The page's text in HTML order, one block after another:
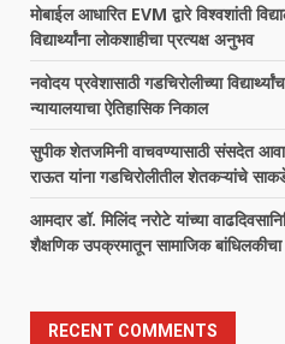
मोबाईल आधारित EVM द्वारे विश्वशांती
विद्यार्थ्यांना लोकशाहीचा प्रत्यक्ष अनुभव
नवोदय प्रवेशासाठी गडचिरोलीच्या
न्यायालयाचा ऐतिहासिक निकाल
सुपीक शेतजमिनी वाचवण्यासाठी संसदेत
राऊत यांना गडचिरोलीतील शेतकऱ्यांचे
आमदार डॉ. मिलिंद नरोटे यांच्या
शैक्षणिक उपक्रमातून सामाजिक
RECENT COMMENTS